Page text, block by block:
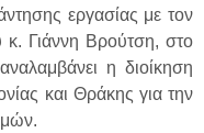
εργασίας με τον
Γιάννη Βρούτση, στο
η διοίκηση
και Θράκης για την